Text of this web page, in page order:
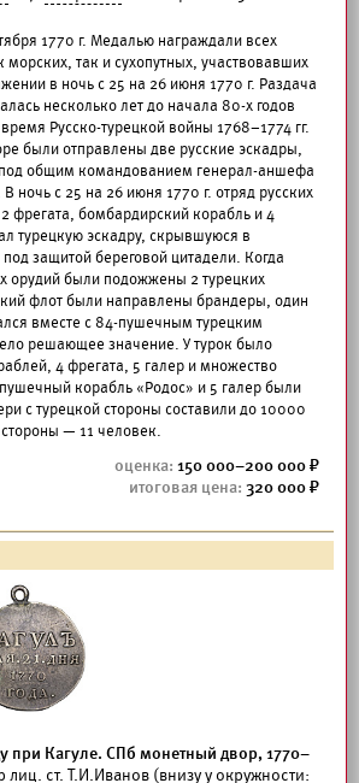
1770 г. Медалью награждали всех
так и сухопутных, участвовавших
в ночь с 25 на 26 июня 1770 г. Раздача
несколько лет до начала 80-х годов
Русско-турецкой войны 1768–1774 гг.
были отправлены две русские эскадры,
общим командованием генерал-аншефа
ночь с 25 на 26 июня 1770 г. отряд русских
фрегата, бомбардирский корабль и 4
турецкую эскадру, скрывшуюся в
защитой береговой цитадели. Когда
орудий были подожжены 2 турецких
флот были направлены брандеры, один
вместе с 84-пушечным турецким
решающее значение. У турок было
4 фрегата, 5 галер и множество
корабль «Родос» и 5 галер были
с турецкой стороны составили до 10000
— 11 человек.
150 000–200 000
320 000
при Кагуле. СПб монетный двор, 1770–
лиц. ст. Т.И.Иванов (внизу у окружности: